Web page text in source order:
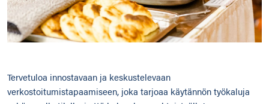
Tervetuloa innostavaan ja keskustelevaan
verkostoitumistapaamiseen, joka tarjoaa käytännön työkaluja